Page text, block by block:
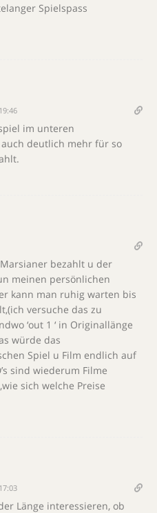
Spielspass
im unteren
deutlich mehr für so
bezahlt u der
meinen persönlichen
kann man ruhig warten bis
versuche das zu
‘out 1 ‘ in Originallänge
würde das
Spiel u Film endlich auf
sind wiederum Filme
sich welche Preise
Länge interessieren, ob